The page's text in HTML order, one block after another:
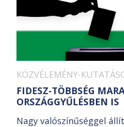
KÖZVÉLEMÉNY-
FIDESZ-TÖBBSÉG
ORSZÁGGYŰLÉSBEN IS
Nagy valószínűséggel